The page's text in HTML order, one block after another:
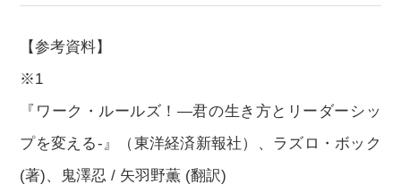
【参考資料】
※1
『ワーク・ルールズ！—君の生き方とリーダーシッ
プを変える‐』（東洋経済新報社）、ラズロ・ボック
(著)、鬼澤忍 / 矢羽野薫 (翻訳)